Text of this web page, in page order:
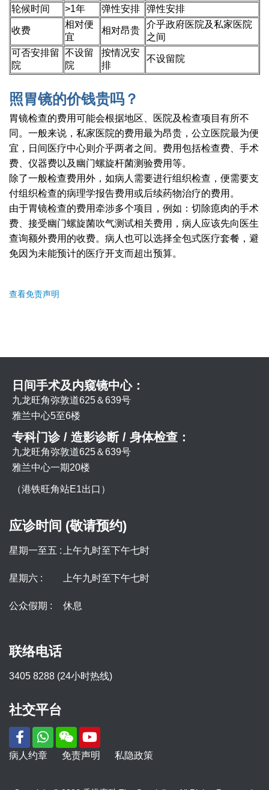
轮候时间 >1年 弹性安排 弹性安排
收费
相对便
宜
相对昂贵
介乎政府医院及私家医院
之间
可否安排留
院
不设留
院
按情况安
排
不设留院
照胃镜的价钱贵吗？
胃镜检查的费用可能会根据地区、医院及检查项目有所不
同。一般来说，私家医院的费用最为昂贵，公立医院最为便
宜，日间医疗中心则介乎两者之间。费用包括检查费、手术
费、仪器费以及幽门螺旋杆菌测验费用等。
除了一般检查费用外，如病人需要进行组织检查，便需要支
付组织检查的病理学报告费用或后续药物治疗的费用。
由于胃镜检查的费用牵涉多个项目，例如：切除瘜肉的手术
费、接受幽门螺旋菌吹气测试相关费用，病人应该先向医生
查询额外费用的收费。病人也可以选择全包式医疗套餐，避
免因为未能预计的医疗开支而超出预算。
查看免责声明
日间手术及内窥镜中心：
九龙旺角弥敦道625＆639号
雅兰中心5至6楼
专科门诊 / 造影诊断 / 身体检查：
九龙旺角弥敦道625＆639号
雅兰中心一期20楼
（港铁旺角站E1出口）
应诊时间 (敬请预约)
星期一至五 : 上午九时至下午七时
星期六 : 上午九时至下午七时
公众假期 : 休息
联络电话
3405 8288 (24小时热线)
社交平台
病人约章 免责声明 私隐政策